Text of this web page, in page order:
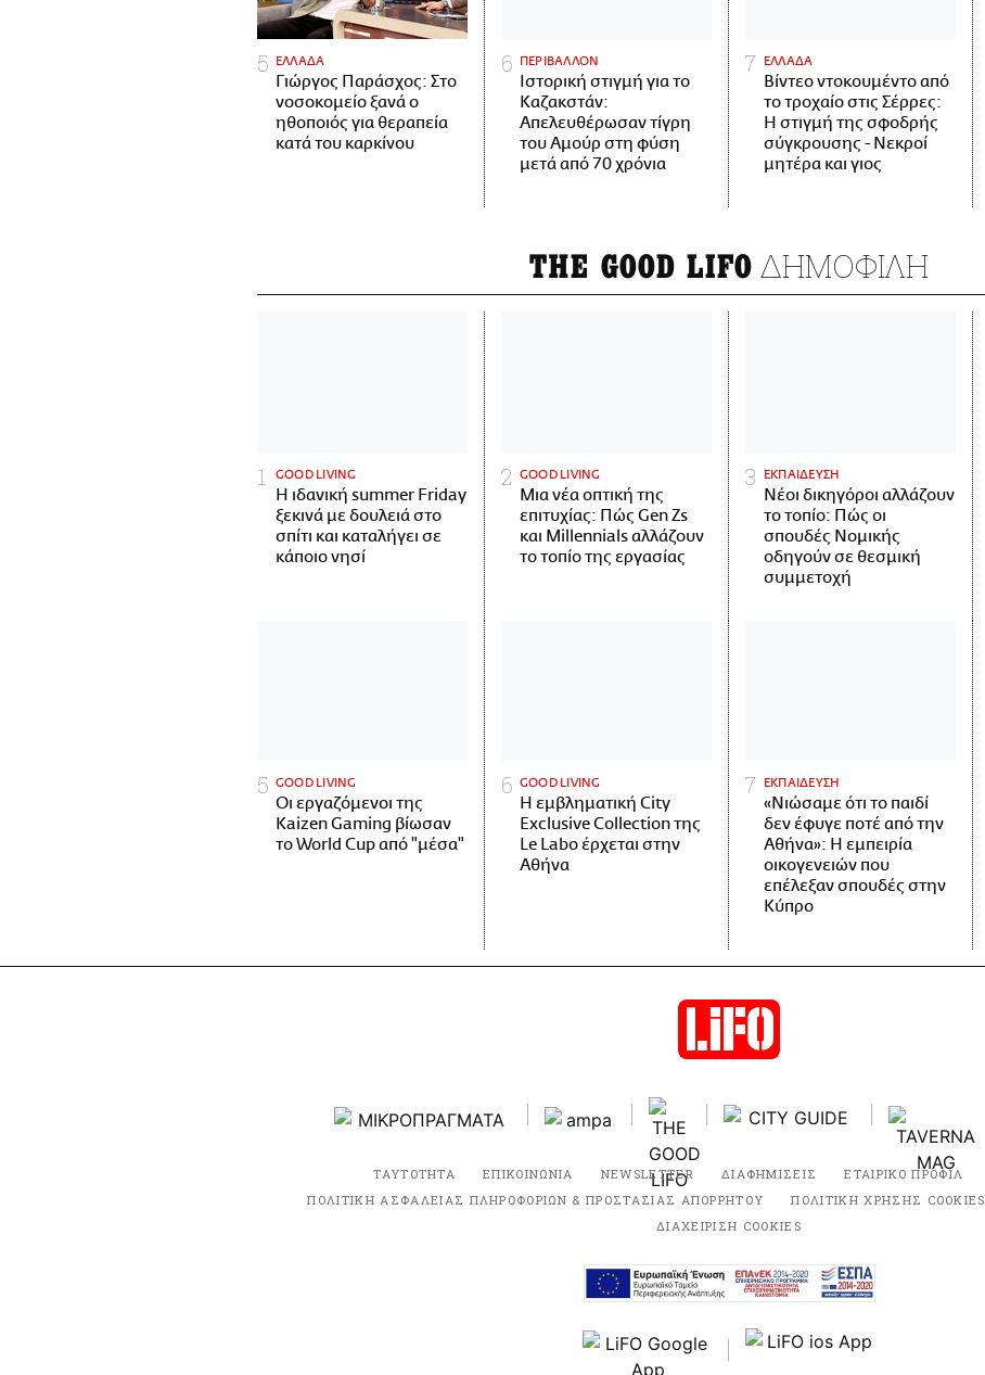
ΕΛΛΑΔΑ
Γιώργος Παράσχος: Στο
νοσοκομείο ξανά ο
ηθοποιός για θεραπεία
κατά του καρκίνου
ΠΕΡΙΒΑΛΛΟΝ
Ιστορική στιγμή για το
Καζακστάν:
Απελευθέρωσαν τίγρη
του Αμούρ στη φύση
μετά από 70 χρόνια
ΕΛΛΑΔΑ
Βίντεο ντοκουμέντο από
το τροχαίο στις Σέρρες:
Η στιγμή της σφοδρής
σύγκρουσης - Νεκροί
μητέρα και γιος
THE GOOD LIFO ΔΗΜΟΦΙΛΗ
GOOD LIVING
Η ιδανική summer Friday
ξεκινά με δουλειά στο
σπίτι και καταλήγει σε
κάποιο νησί
GOOD LIVING
Μια νέα οπτική της
επιτυχίας: Πώς Gen Zs
και Millennials αλλάζουν
το τοπίο της εργασίας
ΕΚΠΑΙΔΕΥΣΗ
Νέοι δικηγόροι αλλάζουν
το τοπίο: Πώς οι
σπουδές Νομικής
οδηγούν σε θεσμική
συμμετοχή
GOOD LIVING
Οι εργαζόμενοι της
Kaizen Gaming βίωσαν
το World Cup από "μέσα"
GOOD LIVING
Η εμβληματική City
Exclusive Collection της
Le Labo έρχεται στην
Αθήνα
ΕΚΠΑΙΔΕΥΣΗ
«Νιώσαμε ότι το παιδί
δεν έφυγε ποτέ από την
Αθήνα»: Η εμπειρία
οικογενειών που
επέλεξαν σπουδές στην
Κύπρο
ΤΑΥΤΟΤΗΤΑ ΕΠΙΚΟΙΝΩΝΙΑ NEWSLETTER ΔΙΑΦΗΜΙΣΕΙΣ ΕΤΑΙΡΙΚΟ ΠΡΟΦΙΛ
ΠΟΛΙΤΙΚΗ ΑΣΦΑΛΕΙΑΣ ΠΛΗΡΟΦΟΡΙΩΝ & ΠΡΟΣΤΑΣΙΑΣ ΑΠΟΡΡΗΤΟΥ
ΠΟΛΙΤΙΚΗ ΧΡΗΣΗΣ COOKIES
ΔΙΑΧΕΙΡΙΣΗ COOKIES